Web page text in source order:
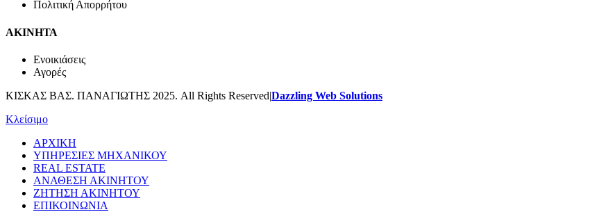
Πολιτική Απορρήτου
ΑΚΙΝΗΤΑ
Ενοικιάσεις
Αγορές
ΚΙΣΚΑΣ ΒΑΣ. ΠΑΝΑΓΙΩΤΗΣ 2025. All Rights Reserved|Dazzling Web Solutions
Κλείσιμο
ΑΡΧΙΚΗ
ΥΠΗΡΕΣΙΕΣ ΜΗΧΑΝΙΚΟΥ
REAL ESTATE
ΑΝΑΘΕΣΗ ΑΚΙΝΗΤΟΥ
ΖΗΤΗΣΗ ΑΚΙΝΗΤΟΥ
ΕΠΙΚΟΙΝΩΝΙΑ